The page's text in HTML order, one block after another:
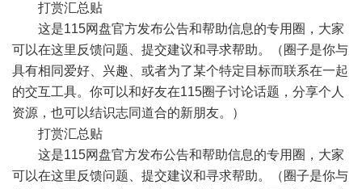
打赏汇总贴
这是115网盘官方发布公告和帮助信息的专用圈，大家
可以在这里反馈问题、提交建议和寻求帮助。（圈子是你与
具有相同爱好、兴趣、或者为了某个特定目标而联系在一起
的交互工具。你可以和好友在115圈子讨论话题，分享个人
资源，也可以结识志同道合的新朋友。）
打赏汇总贴
这是115网盘官方发布公告和帮助信息的专用圈，大家
可以在这里反馈问题、提交建议和寻求帮助。（圈子是你与